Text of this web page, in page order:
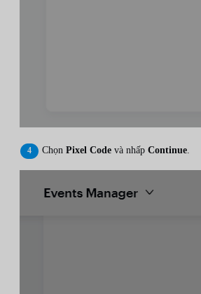
Chọn Pixel Code và nhấp Continue